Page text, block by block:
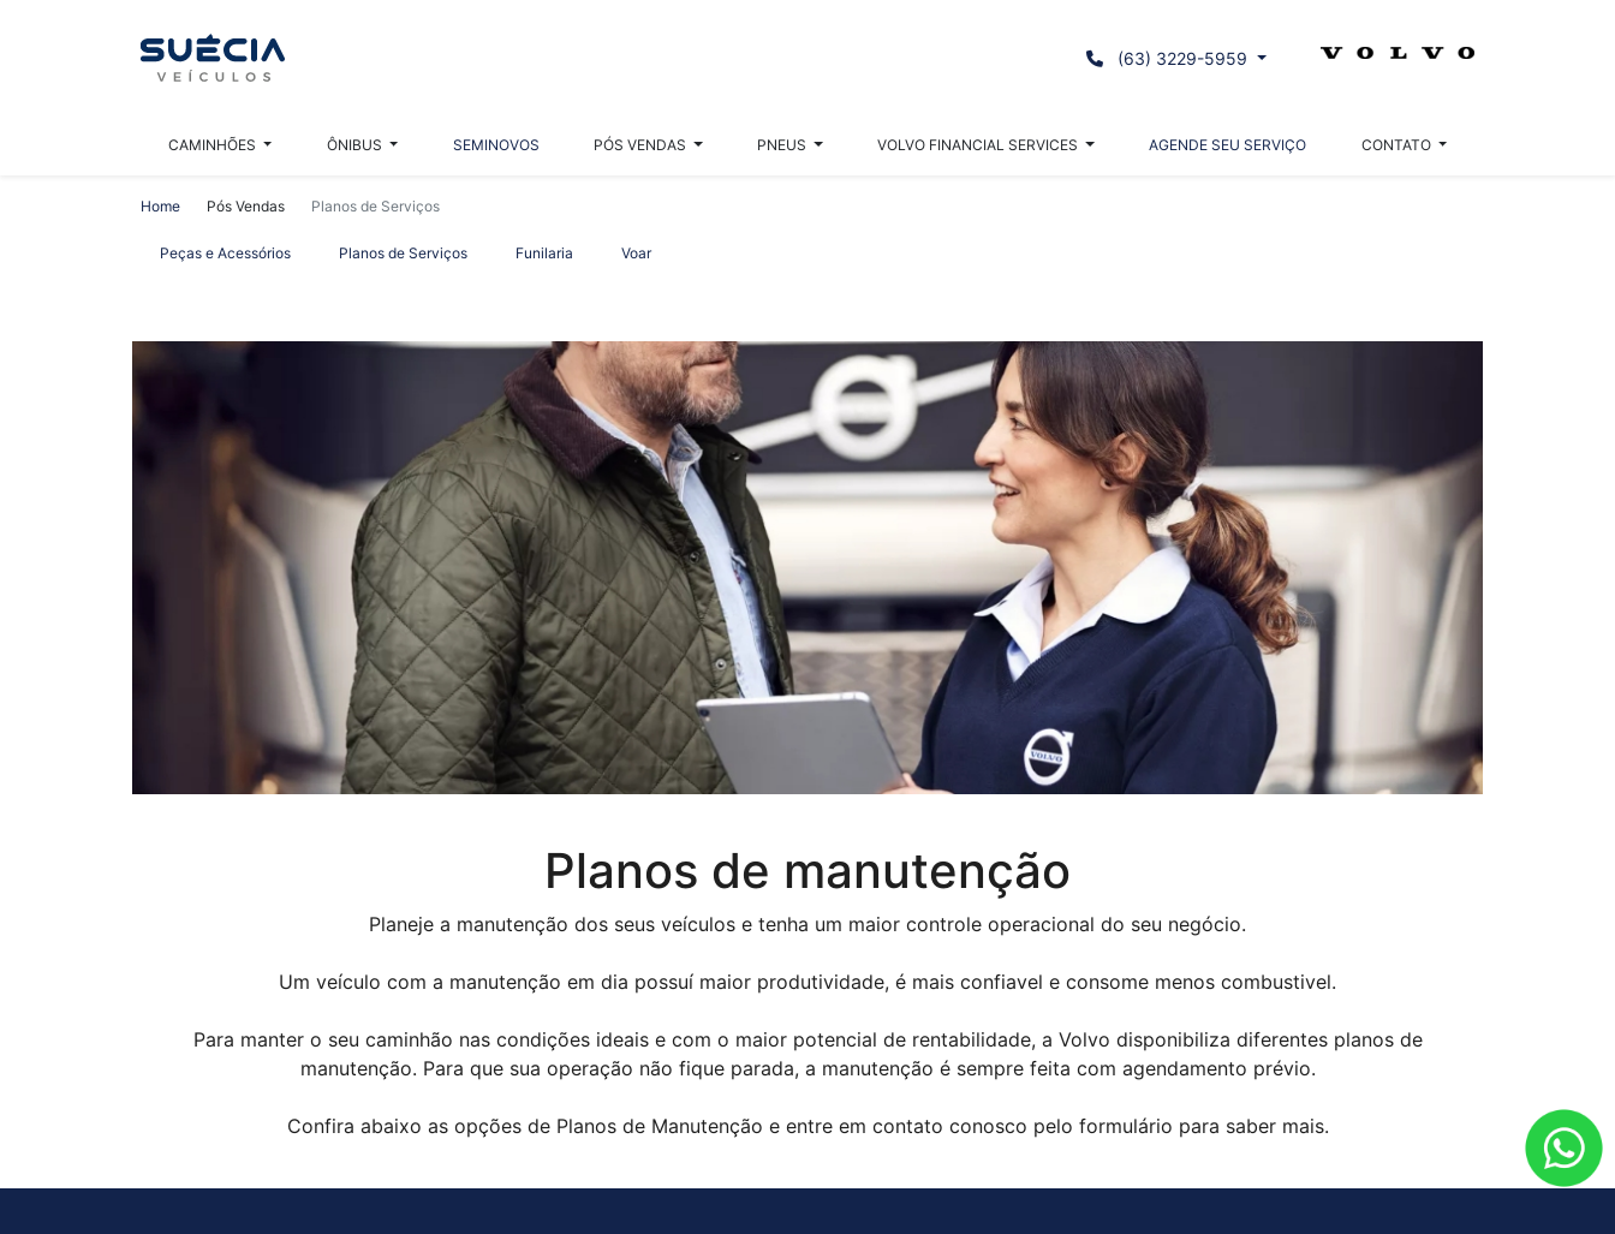
(63) 3229-5959
CAMINHÕES ÔNIBUS SEMINOVOS PÓS VENDAS PNEUS VOLVO FINANCIAL SERVICES AGENDE SEU SERVIÇO CONTATO
Home Pós Vendas Planos de Serviços
Peças e Acessórios Planos de Serviços Funilaria Voar
Planos de manutenção
Planeje a manutenção dos seus veículos e tenha um maior controle operacional do seu negócio.
Um veículo com a manutenção em dia possuí maior produtividade, é mais confiavel e consome menos combustivel.
Para manter o seu caminhão nas condições ideais e com o maior potencial de rentabilidade, a Volvo disponibiliza diferentes planos de
manutenção. Para que sua operação não fique parada, a manutenção é sempre feita com agendamento prévio.
Confira abaixo as opções de Planos de Manutenção e entre em contato conosco pelo formulário para saber mais.